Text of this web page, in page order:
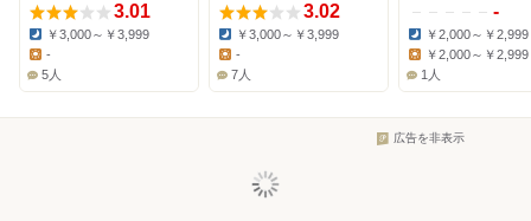
3.01
Dinner:
￥3,000～￥3,999
Lunch:
-
5人
3.02
Dinner:
￥3,000～￥3,999
Lunch:
-
7人
-
Dinner:
￥2,000～￥2,999
Lunch:
￥2,000～￥2,999
1人
広告を非表示